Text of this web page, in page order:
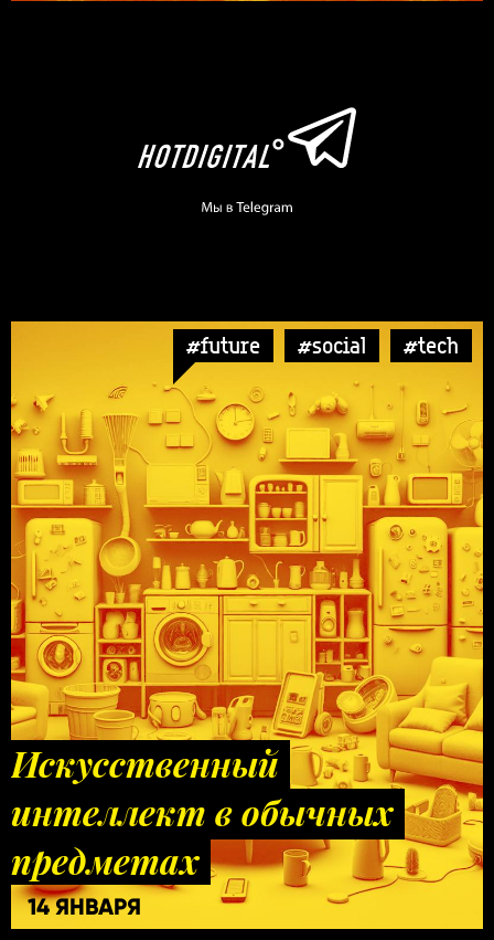
#future #social #tech
Искусственный
интеллект в обычных
предметах
14 ЯНВАРЯ